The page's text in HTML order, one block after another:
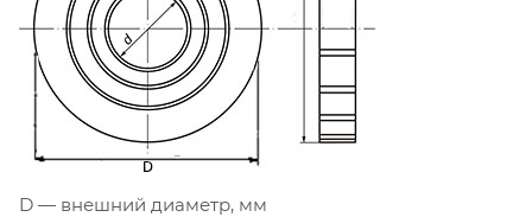
D — внешний диаметр, мм